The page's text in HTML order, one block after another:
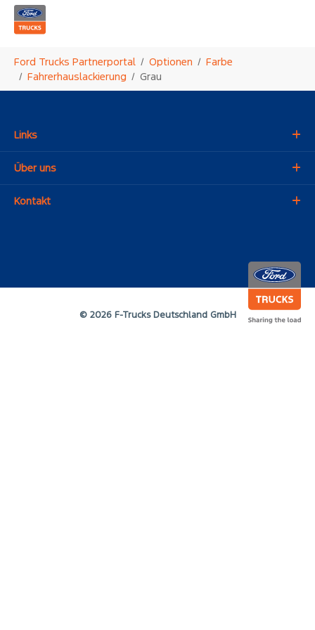
Ford Trucks Partnerportal Optionen
Farbe
Fahrerhauslackierung
Grau
Links
Über uns
Kontakt
© 2026 F-Trucks Deutschland GmbH